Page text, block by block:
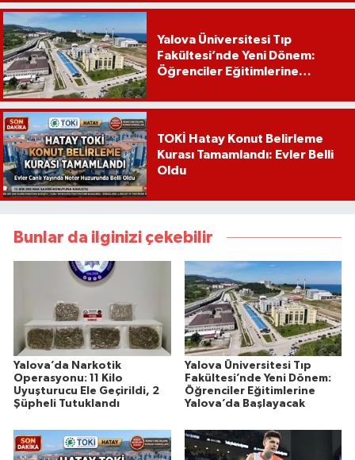
Yalova Üniversitesi Tıp
Fakültesi’nde Yeni Dönem:
Öğrenciler Eğitimlerine
TOKİ Hatay Konut Belirleme
Kurası Tamamlandı: Evler Belli
Oldu
Bunlar da ilginizi çekebilir
Yalova’da Narkotik
Operasyonu: 11 Kilo
Uyuşturucu Ele Geçirildi, 2
Şüpheli Tutuklandı
Yalova Üniversitesi Tıp
Fakültesi’nde Yeni Dönem:
Öğrenciler Eğitimlerine
Yalova’da Başlayacak